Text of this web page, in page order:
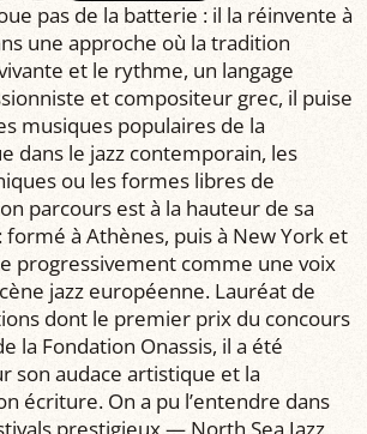
pas de la batterie : il la réinvente à
une approche où la tradition
et le rythme, un langage
et compositeur grec, il puise
musiques populaires de la
dans le jazz contemporain, les
ou les formes libres de
parcours est à la hauteur de sa
à Athènes, puis à New York et
progressivement comme une voix
jazz européenne. Lauréat de
dont le premier prix du concours
la Fondation Onassis, il a été
son audace artistique et la
écriture. On a pu l’entendre dans